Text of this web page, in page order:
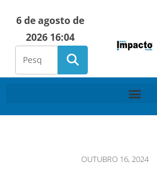
6 de agosto de
2026 16:04
OUTUBRO 16, 2024